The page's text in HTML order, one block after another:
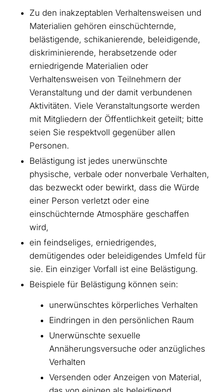
Zu den inakzeptablen Verhaltensweisen und
Materialien gehören einschüchternde,
belästigende, schikanierende, beleidigende,
diskriminierende, herabsetzende oder
erniedrigende Materialien oder
Verhaltensweisen von Teilnehmern der
Veranstaltung und der damit verbundenen
Aktivitäten. Viele Veranstaltungsorte werden
mit Mitgliedern der Öffentlichkeit geteilt; bitte
seien Sie respektvoll gegenüber allen
Personen.
Belästigung ist jedes unerwünschte
physische, verbale oder nonverbale Verhalten,
das bezweckt oder bewirkt, dass die Würde
einer Person verletzt oder eine
einschüchternde Atmosphäre geschaffen
wird,
ein feindseliges, erniedrigendes,
demütigendes oder beleidigendes Umfeld für
sie. Ein einziger Vorfall ist eine Belästigung.
Beispiele für Belästigung können sein:
unerwünschtes körperliches Verhalten
Eindringen in den persönlichen Raum
Unerwünschte sexuelle
Annäherungsversuche oder anzügliches
Verhalten
Versenden oder Anzeigen von Material,